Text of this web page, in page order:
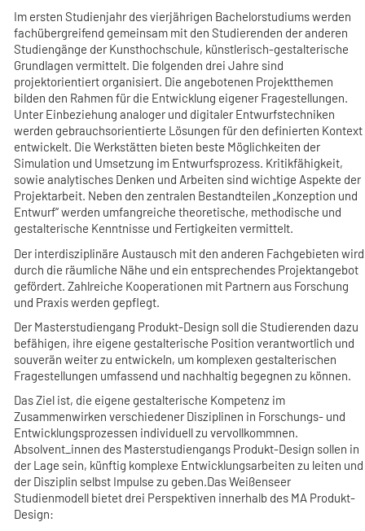
Im ersten Studienjahr des vierjährigen Bachelorstudiums werden
fachübergreifend gemeinsam mit den Studierenden der anderen
Studiengänge der Kunsthochschule, künstlerisch-gestalterische
Grundlagen vermittelt. Die folgenden drei Jahre sind
projektorientiert organisiert. Die angebotenen Projektthemen
bilden den Rahmen für die Entwicklung eigener Fragestellungen.
Unter Einbeziehung analoger und digitaler Entwurfstechniken
werden gebrauchsorientierte Lösungen für den definierten Kontext
entwickelt. Die Werkstätten bieten beste Möglichkeiten der
Simulation und Umsetzung im Entwurfsprozess. Kritikfähigkeit,
sowie analytisches Denken und Arbeiten sind wichtige Aspekte der
Projektarbeit. Neben den zentralen Bestandteilen „Konzeption und
Entwurf“ werden umfangreiche theoretische, methodische und
gestalterische Kenntnisse und Fertigkeiten vermittelt.
Der interdisziplinäre Austausch mit den anderen Fachgebieten wird
durch die räumliche Nähe und ein entsprechendes Projektangebot
gefördert. Zahlreiche Kooperationen mit Partnern aus Forschung
und Praxis werden gepflegt.
Der Masterstudiengang Produkt-Design soll die Studierenden dazu
befähigen, ihre eigene gestalterische Position verantwortlich und
souverän weiter zu entwickeln, um komplexen gestalterischen
Fragestellungen umfassend und nachhaltig begegnen zu können.
Das Ziel ist, die eigene gestalterische Kompetenz im
Zusammenwirken verschiedener Disziplinen in Forschungs- und
Entwicklungsprozessen individuell zu vervollkommnen.
Absolvent_innen des Masterstudiengangs Produkt-Design sollen in
der Lage sein, künftig komplexe Entwicklungsarbeiten zu leiten und
der Disziplin selbst Impulse zu geben.Das Weißenseer
Studienmodell bietet drei Perspektiven innerhalb des MA Produkt-
Design: